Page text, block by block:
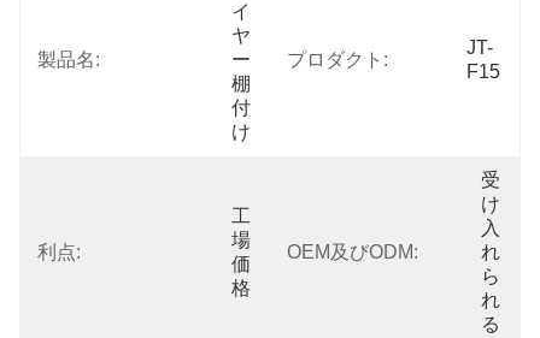
製品名:
イ
ヤ
ー
棚
付
け
プロダクト:
JT-
F15
利点:
工
場
価
格
OEM及びODM:
受
け
入
れ
ら
れ
る